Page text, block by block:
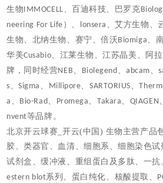
生物IMMOCELL、百迪科技、巴罗克
neering For Life ）、 lonsera 、艾方生物、
生物、北纳生物、赛宁、倍沃Biomiga、
华美Cusabio、江莱生物、江苏晶美、阿
牌，同时经营NEB、 Biolegend、abcam、
s、Sigma 、 Millipore、SARTORIUS、
a 、 Bio-Rad、 Promega、 Takara、 QIAGEN、
nvent等品牌。
北京开云球赛_开云(中国) 生物主营产品
胶、类器官、血清、细胞系、细胞染色
试剂盒、缓冲液、重组蛋白及多肽、一抗
estern blot系列、蛋白纯化、 核酸提取、